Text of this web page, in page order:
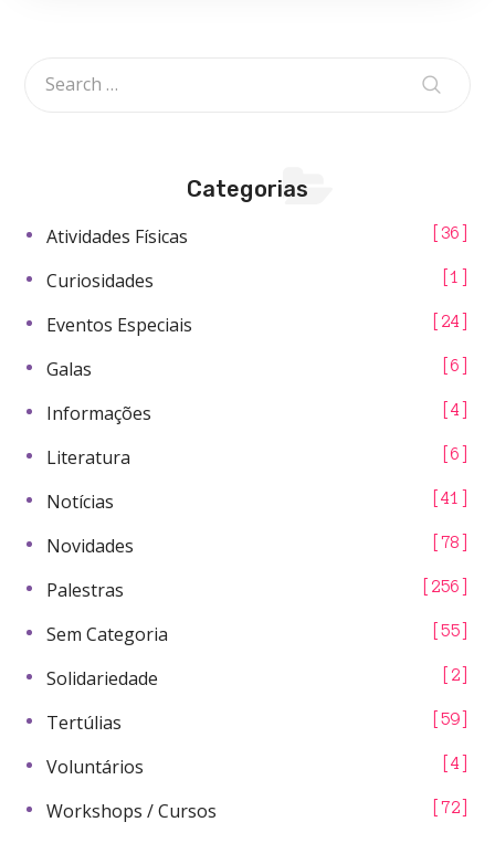
Categorias
Atividades Físicas 36
Curiosidades 1
Eventos Especiais 24
Galas 6
Informações 4
Literatura 6
Notícias 41
Novidades 78
Palestras 256
Sem Categoria 55
Solidariedade 2
Tertúlias 59
Voluntários 4
Workshops / Cursos 72